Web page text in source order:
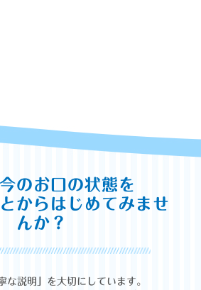
のお口の状態を
からはじめてみませ
んか？
な説明」を大切にしています。